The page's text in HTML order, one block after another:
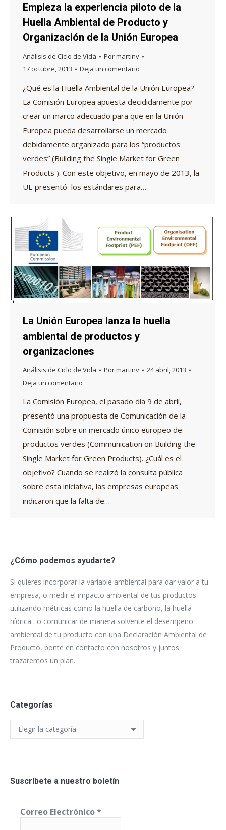
Empieza la experiencia piloto de la
Huella Ambiental de Producto y
Organización de la Unión Europea
Análisis de Ciclo de Vida Pormartinv
17 octubre, 2013
Deja un comentario
¿Qué es la Huella Ambiental de la Unión Europea?
La Comisión Europea apuesta decididamente por
crear un marco adecuado para que en la Unión
Europea pueda desarrollarse un mercado
debidamente organizado para los “productos
verdes” (Building the Single Market for Green
Products ). Con este objetivo, en mayo de 2013, la
UE presentó los estándares para…
La Unión Europea lanza la huella
ambiental de productos y
organizaciones
Análisis de Ciclo de Vida Pormartinv
24 abril, 2013
Deja un comentario
La Comisión Europea, el pasado día 9 de abril,
presentó una propuesta de Comunicación de la
Comisión sobre un mercado único europeo de
productos verdes (Communication on Building the
Single Market for Green Products). ¿Cuál es el
objetivo? Cuando se realizó la consulta pública
sobre esta iniciativa, las empresas europeas
indicaron que la falta de…
¿Cómo podemos ayudarte?
Si quieres incorporar la variable ambiental para dar valor a tu
empresa, o medir el impacto ambiental de tus productos
utilizando métricas como la huella de carbono, la huella
hídrica…o comunicar de manera solvente el desempeño
ambiental de tu producto con una Declaración Ambiental de
Producto, ponte en contacto con nosotros y juntos
trazaremos un plan.
Categorías
Categorías
Suscríbete a nuestro boletín
Correo Electrónico*